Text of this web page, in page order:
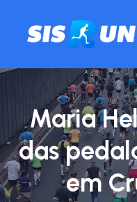
Maria
das
em